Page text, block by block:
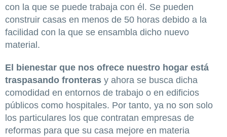
con la que se puede trabaja con él. Se pueden
construir casas en menos de 50 horas debido a la
facilidad con la que se ensambla dicho nuevo
material.
El bienestar que nos ofrece nuestro hogar está
traspasando fronteras y ahora se busca dicha
comodidad en entornos de trabajo o en edificios
públicos como hospitales. Por tanto, ya no son solo
los particulares los que contratan empresas de
reformas para que su casa mejore en materia